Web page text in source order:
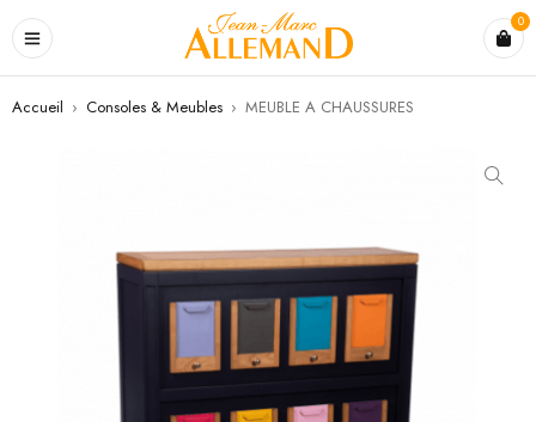
0
Accueil › Consoles & Meubles › MEUBLE A CHAUSSURES